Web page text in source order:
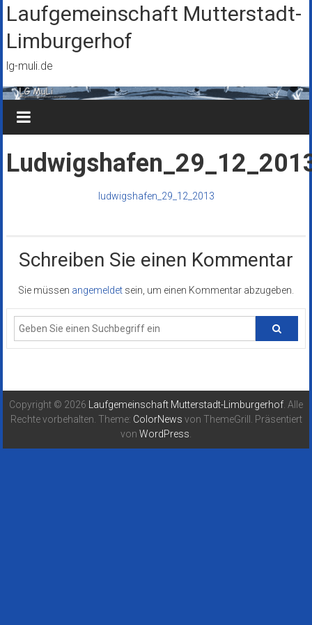
Zum
Inhalt
springen
Laufgemeinschaft Mutterstadt-
Limburgerhof
lg-muli.de
ludwigshafen_29_12_2013
Schreiben Sie einen Kommentar
Sie müssen angemeldet sein, um einen Kommentar abzugeben.
Copyright © 2026 Laufgemeinschaft Mutterstadt-Limburgerhof . Alle
Rechte vorbehalten. Theme: ColorNews von ThemeGrill. Präsentiert
von WordPress